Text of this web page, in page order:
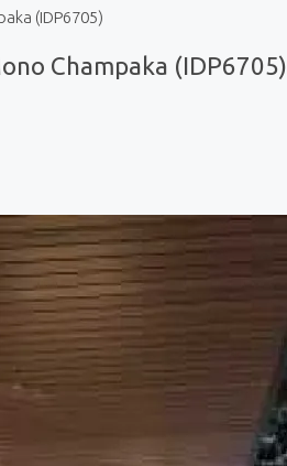
(IDP6705)
Champaka (IDP6705)